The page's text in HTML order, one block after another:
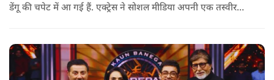
डेंगू की चपेट में आ गई हैं. एक्ट्रेस ने सोशल मीडिया अपनी एक तस्वीर